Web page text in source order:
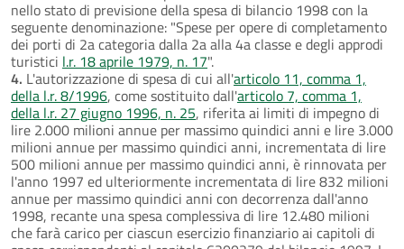
nello stato di previsione della spesa di bilancio 1998 con la
seguente denominazione: "Spese per opere di completamento
dei porti di 2a categoria dalla 2a alla 4a classe e degli approdi
turistici l.r. 18 aprile 1979, n. 17".
4. L'autorizzazione di spesa di cui all'articolo 11, comma 1,
della l.r. 8/1996, come sostituito dall'articolo 7, comma 1,
della l.r. 27 giugno 1996, n. 25, riferita ai limiti di impegno di
lire 2.000 milioni annue per massimo quindici anni e lire 3.000
milioni annue per massimo quindici anni, incrementata di lire
500 milioni annue per massimo quindici anni, è rinnovata per
l'anno 1997 ed ulteriormente incrementata di lire 832 milioni
annue per massimo quindici anni con decorrenza dall'anno
1998, recante una spesa complessiva di lire 12.480 milioni
che farà carico per ciascun esercizio finanziario ai capitoli di